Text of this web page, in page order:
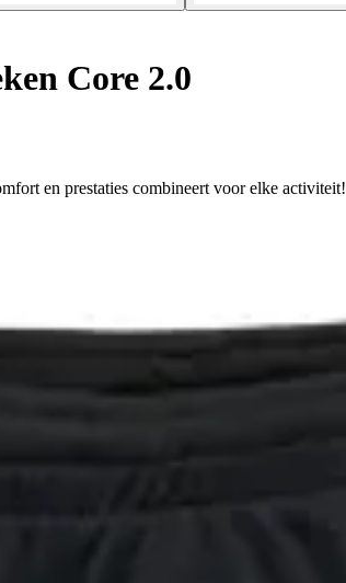
Core 2.0
en prestaties combineert voor elke activiteit!